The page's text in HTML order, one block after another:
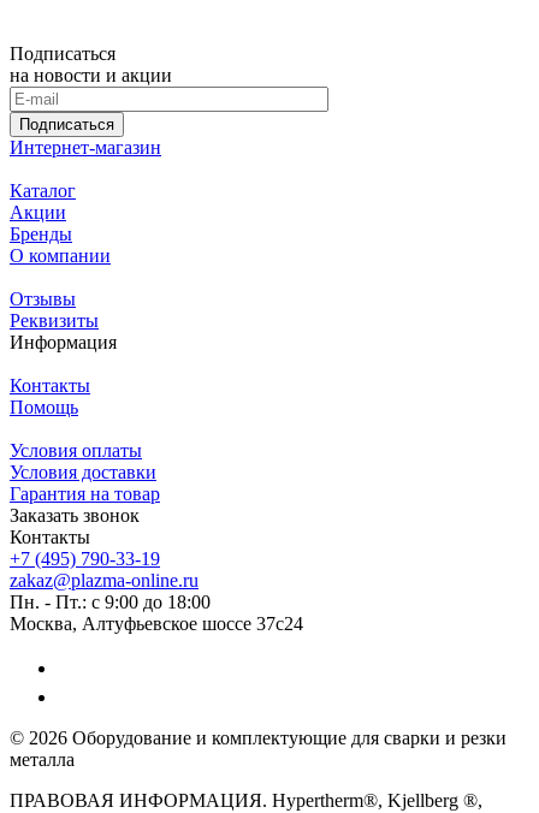
Подписаться
на новости и акции
Подписаться
Интернет-магазин
Каталог
Акции
Бренды
О компании
Отзывы
Реквизиты
Информация
Контакты
Помощь
Условия оплаты
Условия доставки
Гарантия на товар
Заказать звонок
Контакты
+7 (495) 790-33-19
zakaz@plazma-online.ru
Пн. - Пт.: с 9:00 до 18:00
Москва, Алтуфьевское шоссе 37с24
© 2026 Оборудование и комплектующие для сварки и резки
металла
ПРАВОВАЯ ИНФОРМАЦИЯ. Hypertherm®, Kjellberg ®,